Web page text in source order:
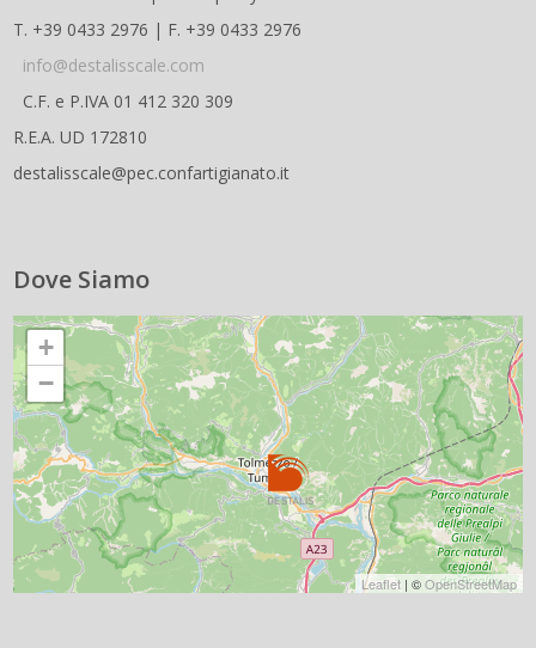
T. +39 0433 2976 | F. +39 0433 2976
info@destalisscale.com
C.F. e P.IVA 01 412 320 309
R.E.A. UD 172810
destalisscale@pec.confartigianato.it
Dove Siamo
+
−
Leaflet| ©OpenStreetMap